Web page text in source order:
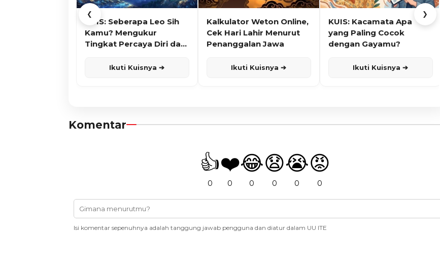
❮
KUIS: Seberapa Leo Sih
Kamu? Mengukur
Tingkat Percaya Diri dan
Ikuti Kuisnya ➔
Kalkulator Weton Online,
Cek Hari Lahir Menurut
Penanggalan Jawa
Ikuti Kuisnya ➔
KUIS: Kacamata Apa
yang Paling Cocok
dengan Gayamu?
Ikuti Kuisnya ➔
❯
Komentar
👍
0
❤️
0
😂
0
😧
0
😭
0
😡
0
Isi komentar sepenuhnya adalah tanggung jawab pengguna dan diatur dalam UU ITE